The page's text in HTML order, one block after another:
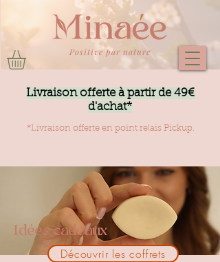
Positive par nature
Livraison offerte à partir de 49€
d'achat*
*Livraison offerte en point relais Pickup.
Idées cadeaux
Découvrir les coffrets